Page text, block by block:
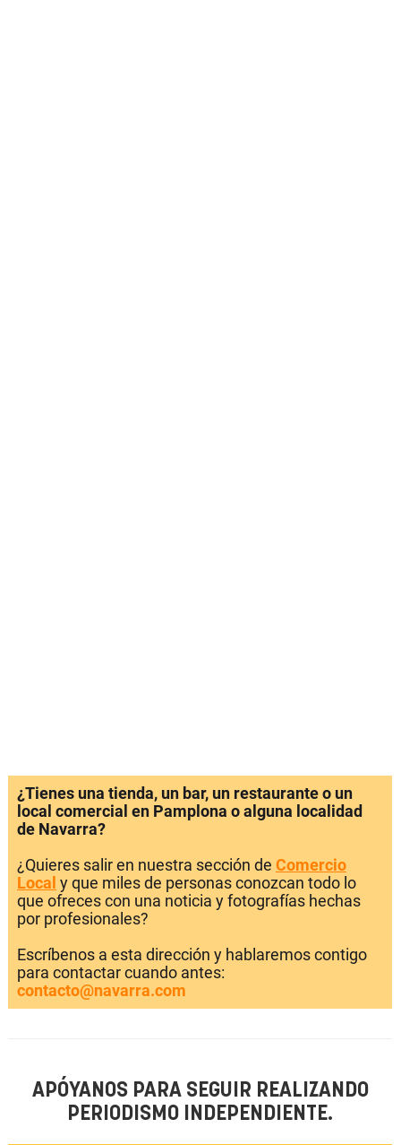
¿Tienes una tienda, un bar, un restaurante o un
local comercial en Pamplona o alguna localidad
de Navarra?
¿Quieres salir en nuestra sección de Comercio
Local y que miles de personas conozcan todo lo
que ofreces con una noticia y fotografías hechas
por profesionales?
Escríbenos a esta dirección y hablaremos contigo
para contactar cuando antes:
contacto@navarra.com
APÓYANOS PARA SEGUIR REALIZANDO
PERIODISMO INDEPENDIENTE.